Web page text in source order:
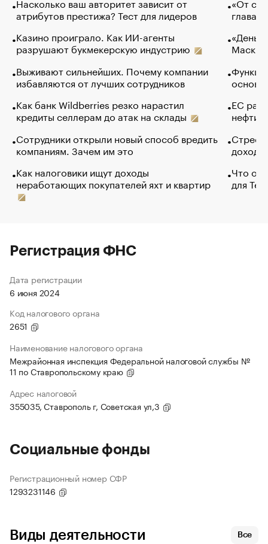
атрибутов престижа? Тест для лидеров
Казино проиграло. Как ИИ-агенты
разрушают букмекерскую индустрию
Выживают сильнейших. Почему компании
избавляются от лучших сотрудников
Как банк Wildberries резко нарастил
кредиты селлерам до атак на склады
Сотрудники открыли новый способ вредить
компаниям. Зачем им это
Как налоговики ищут доходы
неработающих покупателей яхт и квартир
глава
Маск в
основ
ЕС
нефти
Что
для
Регистрация ФНС
Дата регистрации
6 июня 2024
Код налогового органа
2651
Наименование налогового органа
Межрайонная инспекция Федеральной налоговой службы №
11 по Ставропольскому краю
Адрес налоговой
355035, Ставрополь г, Советская ул,3
Социальные фонды
Регистрационный номер СФР
1293231146
Виды деятельности Все